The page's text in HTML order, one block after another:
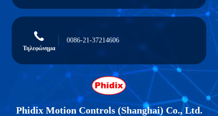
Τηλεφώνημα
0086-21-37214606
Phidix Motion Controls (Shanghai) Co., Ltd.